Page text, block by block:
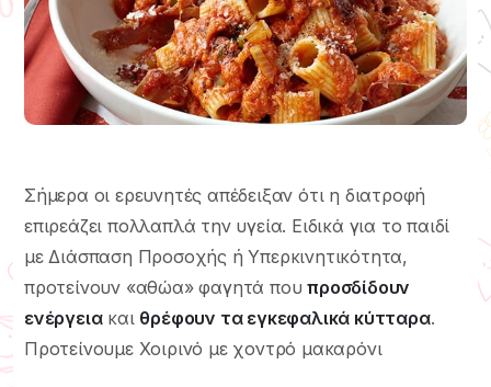
Σήμερα οι ερευνητές απέδειξαν ότι η διατροφή
επιρεάζει πολλαπλά την υγεία. Ειδικά για το παιδί
με Διάσπαση Προσοχής ή Υπερκινητικότητα,
προτείνουν «αθώα» φαγητά πουπροσδίδουν
ενέργειακαι θρέφουν τα εγκεφαλικά κύτταρα.
Προτείνουμε Χοιρινό με χοντρό μακαρόνι